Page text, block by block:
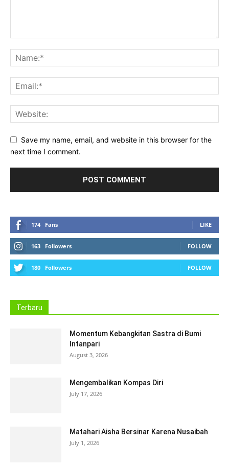
Save my name, email, and website in this browser for the
next time I comment.
174 Fans LIKE
163 Followers FOLLOW
180 Followers FOLLOW
Terbaru
Momentum Kebangkitan Sastra di Bumi
Intanpari
August 3, 2026
Mengembalikan Kompas Diri
July 17, 2026
Matahari Aisha Bersinar Karena Nusaibah
July 1, 2026